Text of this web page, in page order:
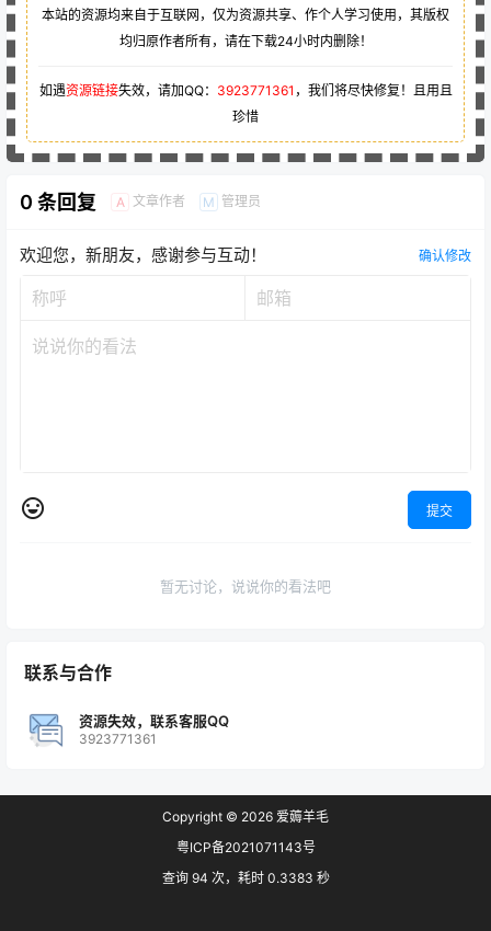
本站的资源均来自于互联网，仅为资源共享、作个人学习使用，其版权
均归原作者所有，请在下载24小时内删除！
如遇资源链接失效，请加QQ： 3923771361 ，我们将尽快修复！且用且
珍惜
0 条回复 A 文章作者 M 管理员
欢迎您，新朋友，感谢参与互动！ 确认修改
提交
暂无讨论，说说你的看法吧
联系与合作
资源失效，联系客服QQ
3923771361
Copyright © 2026 爱薅羊毛
粤ICP备2021071143号
查询 94 次，耗时 0.3383 秒